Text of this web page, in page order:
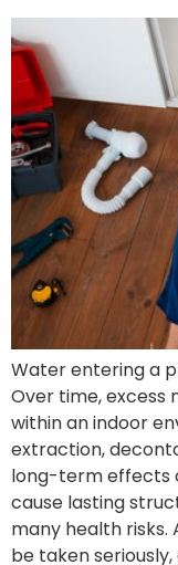
Water entering a
Over time, excess
within an indoor
extraction,
long-term effects
cause lasting
many health risks.
be taken seriously,